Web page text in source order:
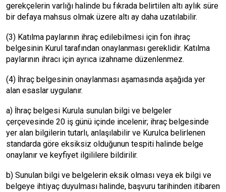
gerekçelerin varlığı halinde bu fıkrada belirtilen altı aylık süre
bir defaya mahsus olmak üzere altı ay daha uzatılabilir.
(3) Katılma paylarının ihraç edilebilmesi için fon ihraç
belgesinin Kurul tarafından onaylanması gereklidir. Katılma
paylarının ihracı için ayrıca izahname düzenlenmez.
(4) İhraç belgesinin onaylanması aşamasında aşağıda yer
alan esaslar uygulanır.
a) İhraç belgesi Kurula sunulan bilgi ve belgeler
çerçevesinde 20 iş günü içinde incelenir; ihraç belgesinde
yer alan bilgilerin tutarlı, anlaşılabilir ve Kurulca belirlenen
standarda göre eksiksiz olduğunun tespiti halinde belge
onaylanır ve keyfiyet ilgililere bildirilir.
b) Sunulan bilgi ve belgelerin eksik olması veya ek bilgi ve
belgeye ihtiyaç duyulması halinde, başvuru tarihinden itibaren